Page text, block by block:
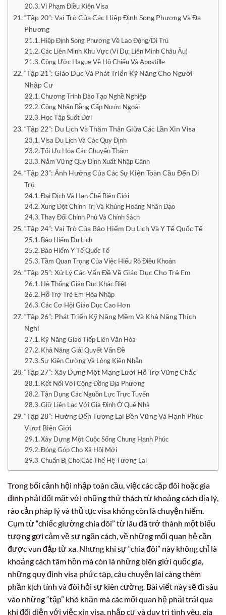
Vi Phạm Điều Kiện Visa
“Tập 20”: Vai Trò Của Các Hiệp Định Song Phương Và Đa
Phương
Hiệp Định Song Phương Về Lao Động/Di Trú
Các Liên Minh Khu Vực (Ví Dụ: Liên Minh Châu Âu)
Công Ước Hague Về Hộ Chiếu Và Apostille
“Tập 21”: Giáo Dục Và Phát Triển Kỹ Năng Cho Người
Nhập Cư
Chương Trình Đào Tạo Nghề Nghiệp
Công Nhận Bằng Cấp Nước Ngoài
Học Tập Suốt Đời
“Tập 22”: Du Lịch Và Thăm Thân Giữa Các Lần Xin Visa
Visa Du Lịch Và Các Quy Định
Tối Ưu Hóa Các Chuyến Thăm
Nắm Vững Quy Định Xuất Nhập Cảnh
“Tập 23”: Ảnh Hưởng Của Các Sự Kiện Toàn Cầu Đến Di
Trú
Đại Dịch Và Hạn Chế Biên Giới
Xung Đột Chính Trị Và Khủng Hoảng Nhân Đạo
Thay Đổi Chính Phủ Và Chính Sách
“Tập 24”: Vai Trò Của Bảo Hiểm Du Lịch Và Y Tế Quốc Tế
Bảo Hiểm Du Lịch
Bảo Hiểm Y Tế Quốc Tế
Tầm Quan Trọng Của Việc Hiểu Rõ Điều Khoản
“Tập 25”: Xử Lý Các Vấn Đề Về Giáo Dục Cho Trẻ Em
Hệ Thống Giáo Dục Khác Biệt
Hỗ Trợ Trẻ Em Hòa Nhập
Các Cơ Hội Giáo Dục Cao Hơn
“Tập 26”: Phát Triển Kỹ Năng Mềm Và Khả Năng Thích
Nghi
Kỹ Năng Giao Tiếp Liên Văn Hóa
Khả Năng Giải Quyết Vấn Đề
Sự Kiên Cường Và Lòng Kiên Nhẫn
“Tập 27”: Xây Dựng Một Mạng Lưới Hỗ Trợ Vững Chắc
Kết Nối Với Cộng Đồng Địa Phương
Tận Dụng Các Nguồn Lực Trực Tuyến
Giữ Liên Lạc Với Gia Đình Ở Quê Nhà
“Tập 28”: Hướng Đến Tương Lai Bền Vững Và Hạnh Phúc
Vượt Biên Giới
Xây Dựng Một Cuộc Sống Chung Hạnh Phúc
Đóng Góp Cho Xã Hội Mới
Chuẩn Bị Cho Các Thế Hệ Tương Lai
Trong bối cảnh hội nhập toàn cầu, việc các cặp đôi hoặc gia
đình phải đối mặt với những thử thách từ khoảng cách địa lý,
rào cản pháp lý và thủ tục visa không còn là chuyện hiếm.
Cụm từ “chiếc giường chia đôi” từ lâu đã trở thành một biểu
tượng gợi cảm về sự ngăn cách, về những mối quan hệ cần
được vun đắp từ xa. Nhưng khi sự “chia đôi” này không chỉ là
khoảng cách tâm hồn mà còn là những biên giới quốc gia,
những quy định visa phức tạp, câu chuyện lại càng thêm
phần kịch tính và đòi hỏi sự kiên cường. Bài viết này sẽ đi sâu
vào những “tập” khó khăn mà các mối quan hệ phải trải qua
khi đối diện với việc xin visa, nhập cư và duy trì tình yêu, gia